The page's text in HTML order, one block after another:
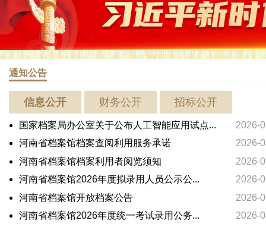
通知公告
信息公开 财务公开 招标公开
国家档案局办公室关于公布人工智能应用试点...
2026-
河南省档案馆档案查阅利用服务承诺
2026-
河南省档案馆档案利用者阅览须知
2026-
河南省档案馆2026年度拟录用人员公示公...
2026-
河南省档案馆开放档案公告
2026-
河南省档案馆2026年度统一考试录用公务...
2026-